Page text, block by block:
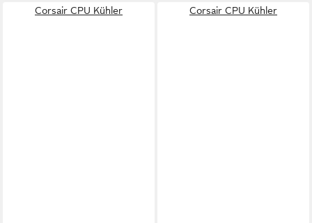
Corsair CPU Kühler Corsair CPU Kühler